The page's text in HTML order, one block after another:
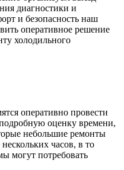
диагностики и
и безопасность наш
оперативное решение
холодильного
оперативно провести
оценку времени,
небольшие ремонты
часов, в то
могут потребовать